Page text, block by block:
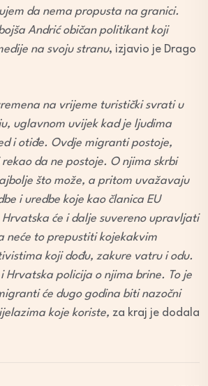
da nema propusta na granici.
Andrić običan politikant koji
na svoju stranu, izjavio je Drago
na vrijeme turistički svrati u
uglavnom uvijek kad je ljudima
i otiđe. Ovdje migranti postoje,
da ne postoje. O njima skrbi
što može, a pritom uvažavaju
i uredbe koje kao članica EU
će i dalje suvereno upravljati
neće to prepustiti kojekakvim
koji dođu, zakure vatru i odu.
Hrvatska policija o njima brine. To je
će dugo godina biti nazočni
koje koriste, za kraj je dodala